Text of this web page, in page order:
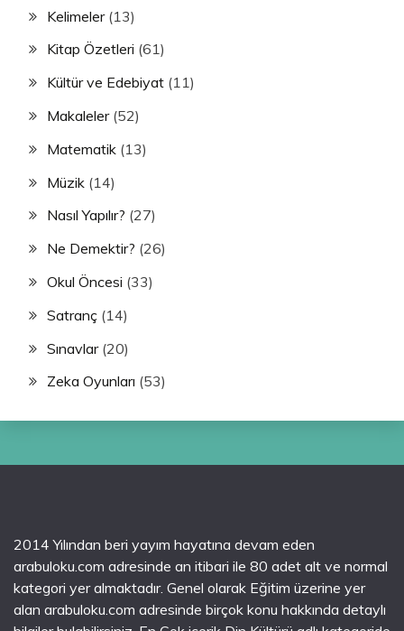
Kelimeler(13)
Kitap Özetleri (61)
Kültür ve Edebiyat (11)
Makaleler(52)
Matematik (13)
Müzik (14)
Nasıl Yapılır? (27)
Ne Demektir? (26)
Okul Öncesi (33)
Satranç (14)
Sınavlar(20)
Zeka Oyunları (53)
2014 Yılından beri yayım hayatına devam eden
arabuloku.com adresinde an itibari ile 80 adet alt ve normal
kategori yer almaktadır. Genel olarak Eğitim üzerine yer
alan arabuloku.com adresinde birçok konu hakkında detaylı